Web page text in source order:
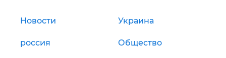
Новости Украина
россия Общество